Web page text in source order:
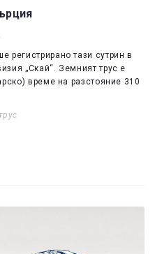
регистрирано тази сутрин в
„Скай“. Земният трус е
време на разстояние 310